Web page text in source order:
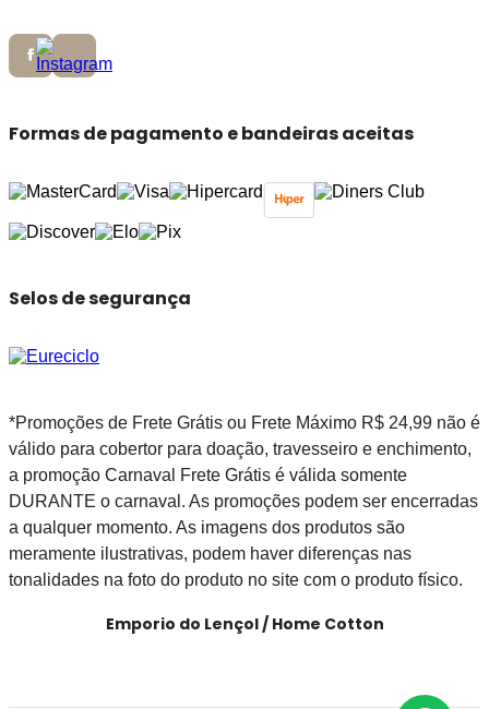
Formas de pagamento e bandeiras aceitas
Selos de segurança
*Promoções de Frete Grátis ou Frete Máximo R$ 24,99 não é
válido para cobertor para doação, travesseiro e enchimento,
a promoção Carnaval Frete Grátis é válida somente
DURANTE o carnaval. As promoções podem ser encerradas
a qualquer momento. As imagens dos produtos são
meramente ilustrativas, podem haver diferenças nas
tonalidades na foto do produto no site com o produto físico.
Emporio do Lençol / Home Cotton